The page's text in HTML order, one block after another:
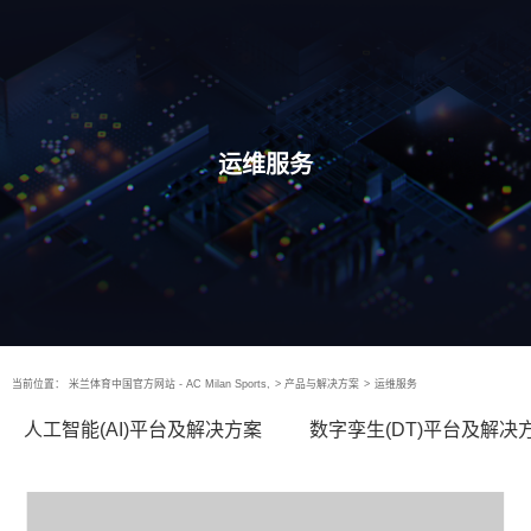
运维服务
当前位置： 米兰体育中国官方网站 - AC Milan Sports, > 产品与解决方案 > 运维服务
人工智能(AI)平台及解决方案 数字孪生(DT)平台及解决